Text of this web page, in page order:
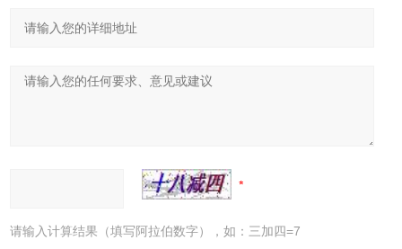
请输入计算结果（填写阿拉伯数字），如：三加四=7